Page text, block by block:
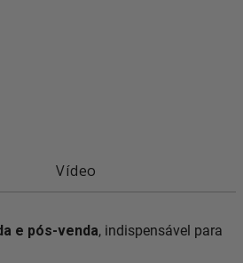
Vídeo
e pós-venda, indispensável para